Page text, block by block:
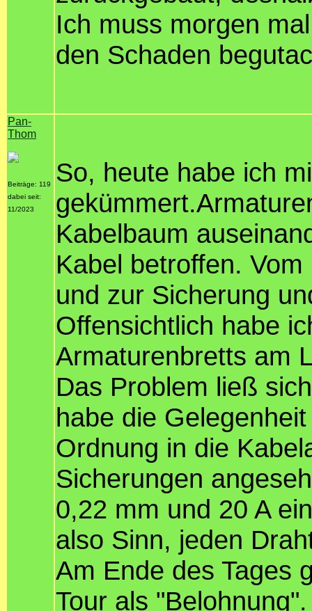
Ich muss morgen
den Schaden
Pan-
Thom
Beiträge: 119
dabei seit:
11/2023
So, heute habe ich
Kabelbaum
Kabel betroffen.
und zur Sicherung
Offensichtlich habe
Armaturenbretts am
Das Problem ließ
habe die
Ordnung in die
Sicherungen
0,22 mm und 20 A
also Sinn, jeden
Am Ende des Tages
Tour als